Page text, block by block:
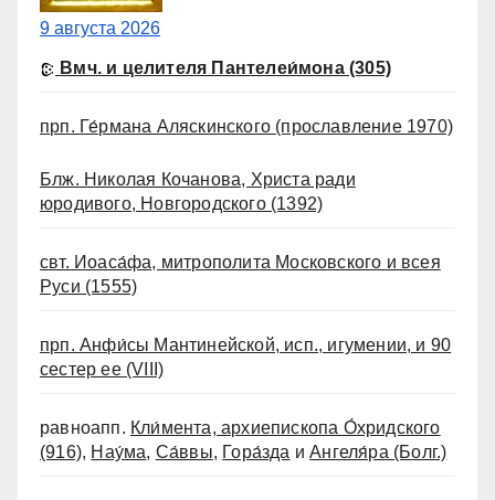
9 августа 2026
Вмч. и целителя Пантелеи́мона(305)
прп. Ге́рмана Аляскинского (прославление 1970)
Блж. Николая Кочанова, Христа ради
юродивого, Новгородского (1392)
свт. Иоаса́фа, митрополита Московского и всея
Руси (1555)
прп. Анфи́сы Мантинейской, исп., игумении, и 90
сестер ее (VIII)
равноапп. Кли́мента, архиепископа О́хридского
(916), Нау́ма, Са́ввы, Гора́зда иАнгеля́ра (Болг.)